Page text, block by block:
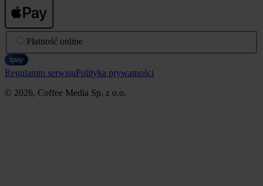
Płatność online
Regulamin serwisuPolityka prywatności
© 2026, Coffee Media Sp. z o.o.